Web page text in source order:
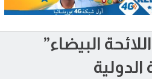
البيضاء”
الدولية